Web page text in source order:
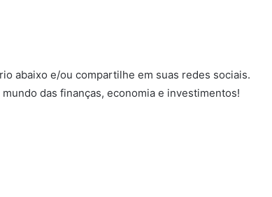
abaixo e/ou compartilhe em suas redes sociais.
das finanças, economia e investimentos!